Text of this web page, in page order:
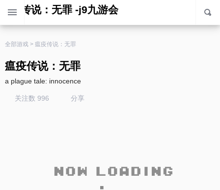
瘟疫传说：无罪 -j9九游会
全部游戏 > 瘟疫传说：无罪
瘟疫传说：无罪
a plague tale: innocence
关注数 996 分享